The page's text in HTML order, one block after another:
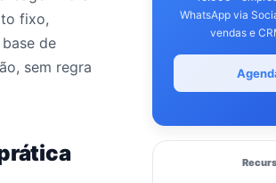
fixo,
de
sem regra
WhatsApp via
vendas e